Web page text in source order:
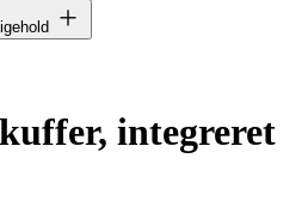
integreret